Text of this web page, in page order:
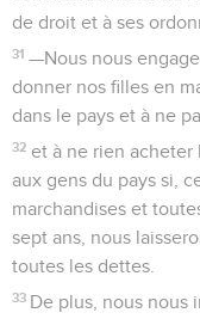
de droit et à ses
31 —Nous nous
donner nos filles en
dans le pays et à ne
32 et à ne rien acheter
aux gens du pays si,
marchandises et
sept ans, nous
toutes les dettes.
33 De plus, nous nous